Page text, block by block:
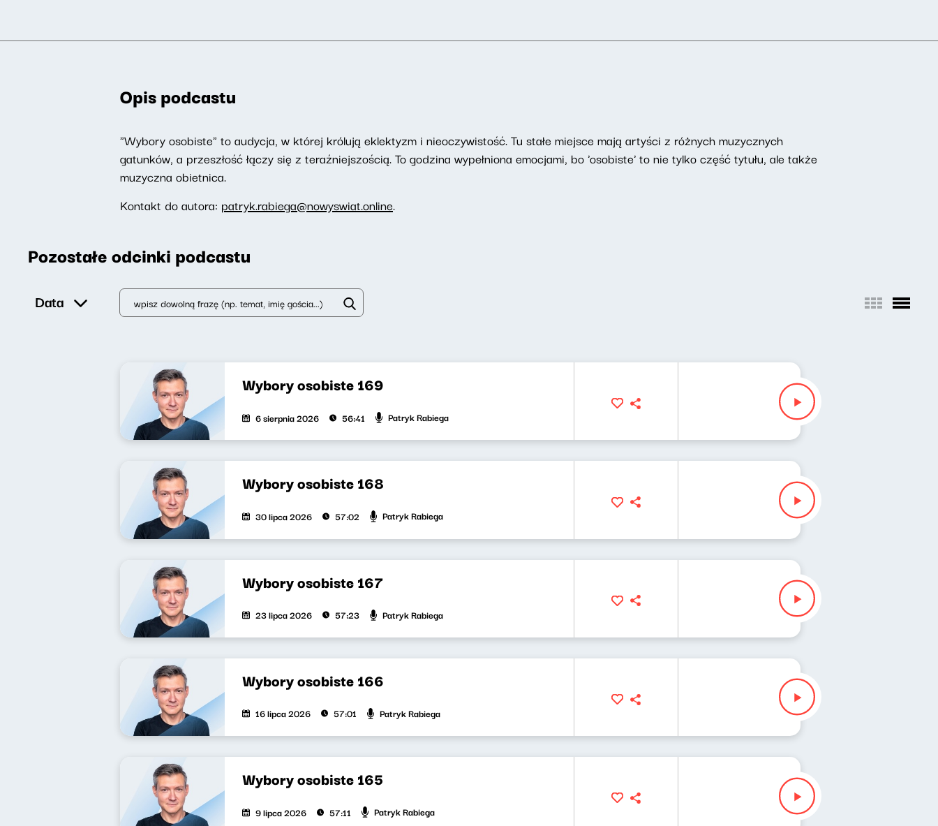
Opis podcastu
"Wybory osobiste" to audycja, w której królują eklektyzm i nieoczywistość. Tu stałe miejsce mają artyści z różnych muzycznych
gatunków, a przeszłość łączy się z teraźniejszością. To godzina wypełniona emocjami, bo 'osobiste' to nie tylko część tytułu, ale także
muzyczna obietnica.
Kontakt do autora: patryk.rabiega@nowyswiat.online.
Pozostałe odcinki podcastu
Data
Wybory osobiste 169
6 sierpnia 2026 56:41 Patryk Rabiega
Wybory osobiste 168
30 lipca 2026 57:02 Patryk Rabiega
Wybory osobiste 167
23 lipca 2026 57:23 Patryk Rabiega
Wybory osobiste 166
16 lipca 2026 57:01 Patryk Rabiega
Wybory osobiste 165
9 lipca 2026 57:11 Patryk Rabiega